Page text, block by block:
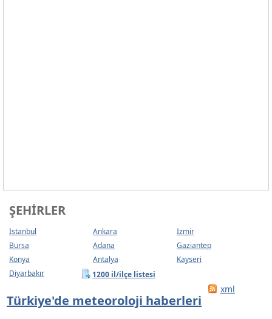
ŞEHIRLER
Istanbul Ankara
Izmir
Bursa
Adana
Gaziantep
Konya
Antalya
Kayseri
Diyarbakır
1200 il/ilçe listesi
Türkiye'de meteoroloji haberleri
xml